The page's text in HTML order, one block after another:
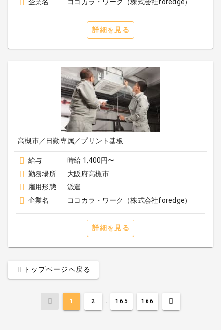
企業名
ココカラ・ワーク（株式会社foredge）
詳細を見る
高槻市／日勤専属／プリント基板
給与
時給 1,400円〜
勤務場所
大阪府高槻市
雇用形態
派遣
企業名
ココカラ・ワーク（株式会社foredge）
詳細を見る
トップページへ戻る
1 2 ... 165 166